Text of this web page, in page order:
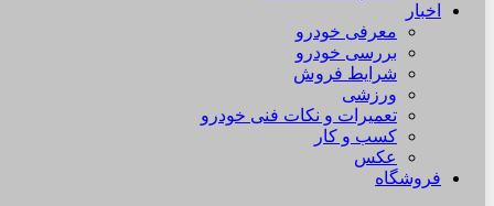
اخبار
معرفی خودرو
بررسی خودرو
شرایط فروش
ورزشی
تعمیرات و نکات فنی خودرو
کسب و کار
عکس
فروشگاه